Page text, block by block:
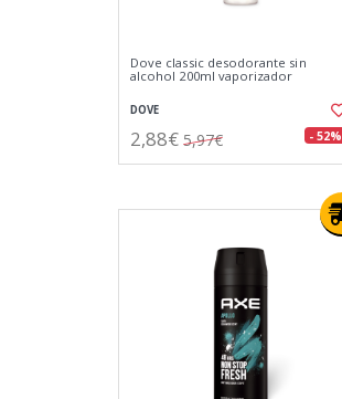
Dove classic desodorante sin
alcohol 200ml vaporizador
DOVE
2,88€ 5,97€ - 52%